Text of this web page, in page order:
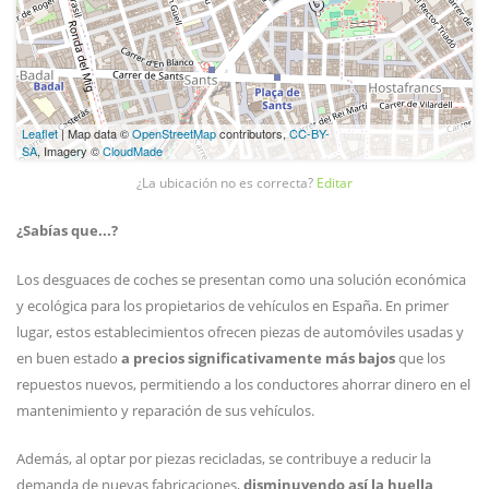
Leaflet| Map data ©OpenStreetMapcontributors,CC-BY-
SA, Imagery ©CloudMade
¿La ubicación no es correcta? Editar
¿Sabías que...?
Los desguaces de coches se presentan como una solución económica
y ecológica para los propietarios de vehículos en España. En primer
lugar, estos establecimientos ofrecen piezas de automóviles usadas y
en buen estado a precios significativamente más bajosque los
repuestos nuevos, permitiendo a los conductores ahorrar dinero en el
mantenimiento y reparación de sus vehículos.
Además, al optar por piezas recicladas, se contribuye a reducir la
demanda de nuevas fabricaciones,disminuyendo así la huella